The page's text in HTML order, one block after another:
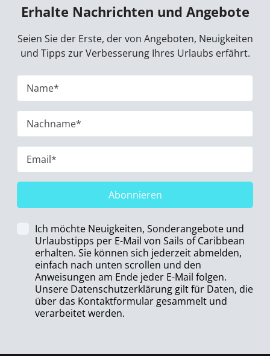
Erhalte Nachrichten und Angebote
Seien Sie der Erste, der von Angeboten, Neuigkeiten
und Tipps zur Verbesserung Ihres Urlaubs erfährt.
Abonnieren
Ich möchte Neuigkeiten, Sonderangebote und
Urlaubstipps per E-Mail von Sails of Caribbean
erhalten. Sie können sich jederzeit abmelden,
einfach nach unten scrollen und den
Anweisungen am Ende jeder E-Mail folgen.
Unsere Datenschutzerklärung gilt für Daten, die
über das Kontaktformular gesammelt und
verarbeitet werden.